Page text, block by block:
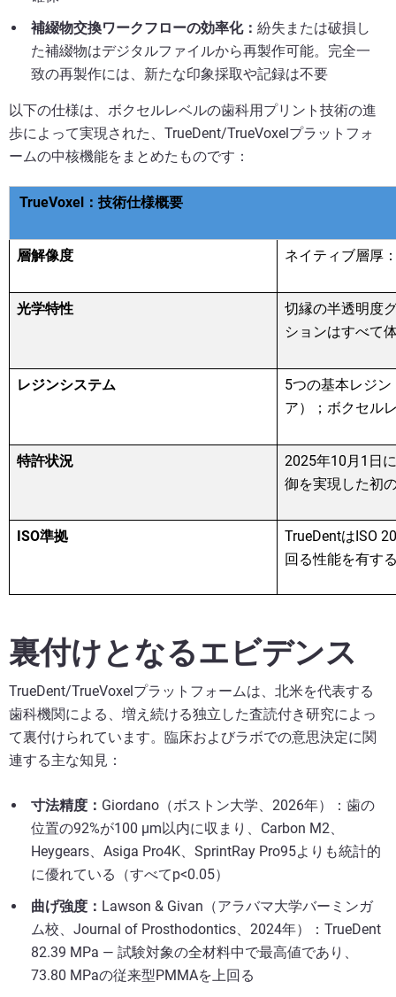
補綴物交換ワークフローの効率化： 紛失または破損し
た補綴物はデジタルファイルから再製作可能。完全一
致の再製作には、新たな印象採取や記録は不要
以下の仕様は、ボクセルレベルの歯科用プリント技術の進
歩によって実現された、TrueDent/TrueVoxelプラットフォ
ームの中核機能をまとめたものです：
TrueVoxel ：技術仕様概要
層解像度 ネイティブ層厚
光学特性
切縁の半透明度
ションはすべて
レジンシステム 5つの基本レジ
ア）；ボクセル
特許状況 2025年10 月 1 日
御を実現した初
ISO準拠 TrueDentはISO
回る性能を有す
裏付けとなるエビデンス
TrueDent/TrueVoxelプラットフォームは、北米を代表する
歯科機関による、増え続ける独立した査読付き研究によっ
て裏付けられています。臨床およびラボでの意思決定に関
連する主な知見：
寸法精度： Giordano（ボストン大学、2026年）：歯の
位置の92%が100 µm以内に収まり、Carbon M2、
Heygears、Asiga Pro4K、SprintRay Pro95よりも統計的
に優れている（すべてp<0.05）
曲げ強度： Lawson & Givan（アラバマ大学バーミンガ
ム校、Journal of Prosthodontics、2024年）：TrueDent
82.39 MPa — 試験対象の全材料中で最高値であり、
73.80 MPaの従来型PMMAを上回る